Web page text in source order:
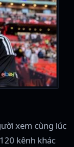
xem cùng lúc
kênh khác